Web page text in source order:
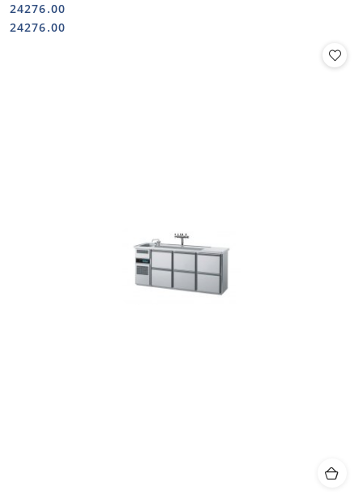
Cena:
24276.00
Cena:
24276.00